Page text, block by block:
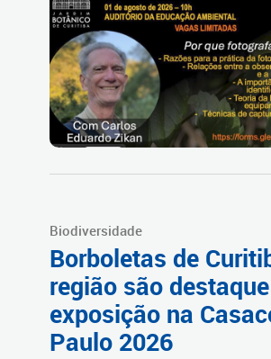
Biodiversidade
Borboletas de
região são
exposição na
Paulo 2026